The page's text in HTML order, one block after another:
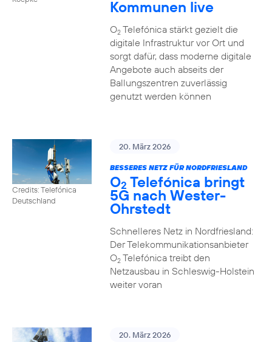
Kommunen live
O2Telefónica stärkt gezielt die
digitale Infrastruktur vor Ort und
sorgt dafür, dass moderne digitale
Angebote auch abseits der
Ballungszentren zuverlässig
genutzt werden können
Credits: Telefónica
Deutschland
20. März 2026
BESSERES NETZ FÜR NORDFRIESLAND
O2 Telefónica bringt
5G nach Wester-
Ohrstedt
Schnelleres Netz in Nordfriesland:
Der Telekommunikationsanbieter
O2Telefónica treibt den
Netzausbau in Schleswig-Holstein
weiter voran
20. März 2026